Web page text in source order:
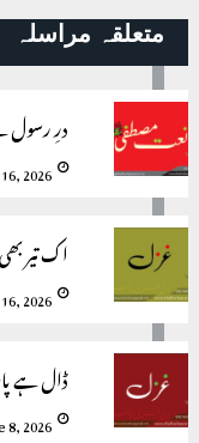
متعلقہ مراسلہ
درِ رسول
2026
اک تیر
2026
ڈال ہے
8, 2026